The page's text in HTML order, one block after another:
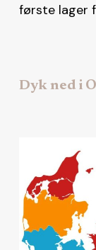
første lager
Dyk ned i